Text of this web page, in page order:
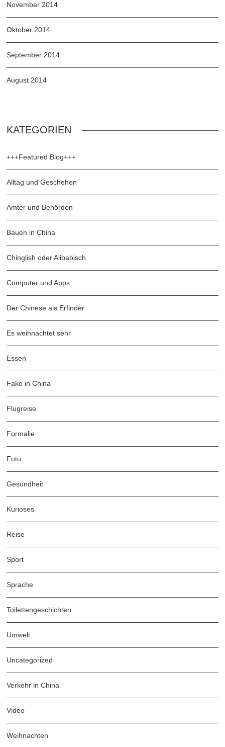
November 2014
Oktober 2014
September 2014
August 2014
KATEGORIEN
+++Featured Blog+++
Alltag und Geschehen
Ämter und Behörden
Bauen in China
Chinglish oder Alibabisch
Computer und Apps
Der Chinese als Erfinder
Es weihnachtet sehr
Essen
Fake in China
Flugreise
Formalie
Foto
Gesundheit
Kurioses
Reise
Sport
Sprache
Toilettengeschichten
Umwelt
Uncategorized
Verkehr in China
Video
Weihnachten